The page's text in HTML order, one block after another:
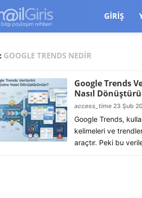
GIRIŞ
GOOGLE TRENDS NEDIR
Google Trends
Nasıl
access_time 23 Şub
Google Trends,
kelimeleri ve
araçtır. Peki bu